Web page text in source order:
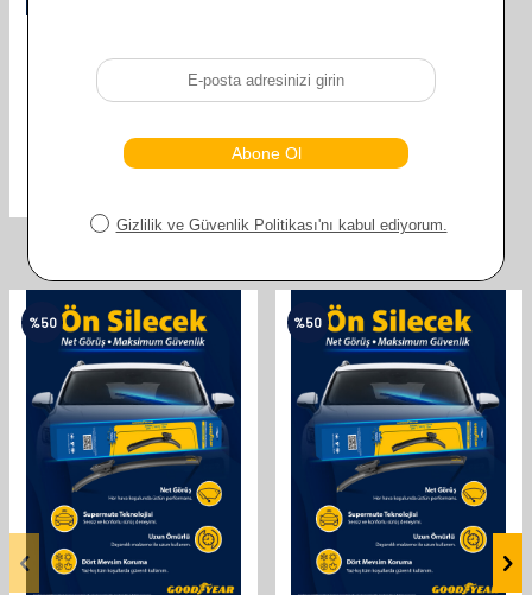
GOODYEAR MERCEDES C CLASS
2004-2007 SUPERMUTE 2'LI MUZ
610,00
%50 %50